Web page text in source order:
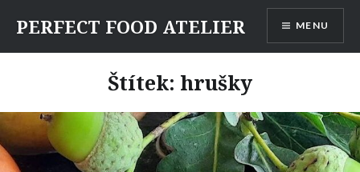
content
PERFECT FOOD ATELIER MENU
Štítek: hrušky